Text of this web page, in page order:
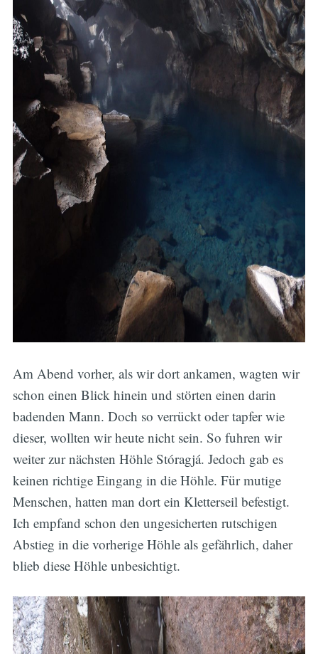
Am Abend vorher, als wir dort ankamen, wagten wir
schon einen Blick hinein und störten einen darin
badenden Mann. Doch so verrückt oder tapfer wie
dieser, wollten wir heute nicht sein. So fuhren wir
weiter zur nächsten Höhle Stóragjá. Jedoch gab es
keinen richtige Eingang in die Höhle. Für mutige
Menschen, hatten man dort ein Kletterseil befestigt.
Ich empfand schon den ungesicherten rutschigen
Abstieg in die vorherige Höhle als gefährlich, daher
blieb diese Höhle unbesichtigt.